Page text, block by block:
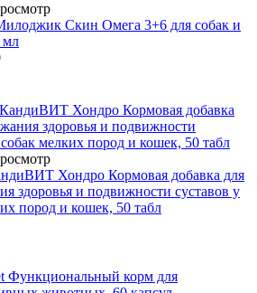
Скин Омега 3+6 для собак и
мл
Хондро Кормовая добавка для
здоровья и подвижности суставов у
пород и кошек, 50 табл